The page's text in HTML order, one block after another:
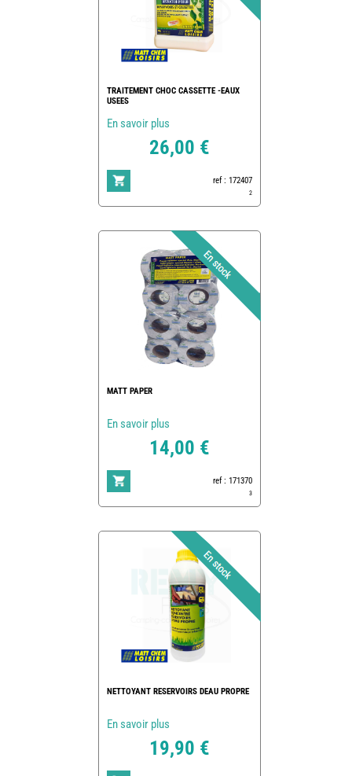
TRAITEMENT CHOC CASSETTE -EAUX
USEES
En savoir plus
26,00 €
ref : 172407
2
MATT PAPER
En savoir plus
14,00 €
ref : 171370
3
NETTOYANT RESERVOIRS DEAU PROPRE
En savoir plus
19,90 €